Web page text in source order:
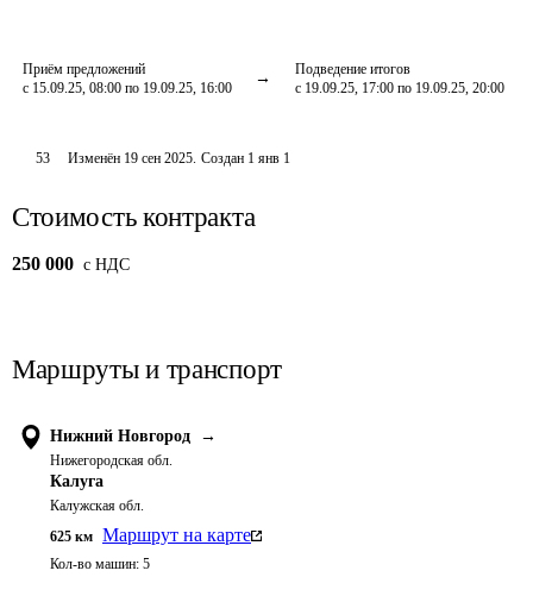
Приём предложений
с 15.09.25, 08:00 по 19.09.25, 16:00
Подведение итогов
с 19.09.25, 17:00 по 19.09.25, 20:00
53 Изменён 19 сен 2025. Создан 1 янв 1
Стоимость контракта
250 000 c НДС
Маршруты и транспорт
Нижний Новгород →
Нижегородская обл.
Калуга
Калужская обл.
625 км Маршрут на карте
Кол-во машин: 5